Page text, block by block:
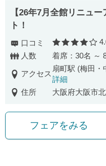
【26年7月全館リニュ
ト！
口コミ
人数
着席：30名 ～
アクセス
扇町駅 (梅田・
詳細
住所
大阪府大阪市
フェアをみる